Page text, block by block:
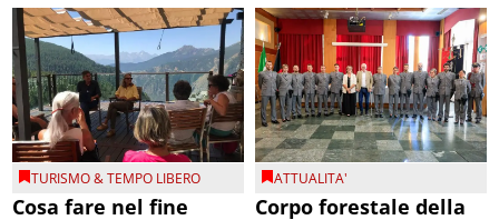
TURISMO & TEMPO LIBERO
Cosa fare nel fine
ATTUALITA'
Corpo forestale della